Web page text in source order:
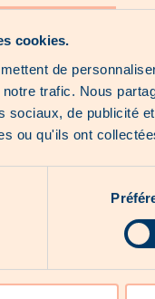
cookies.
de
trafic. Nous
sociaux, de publicité
ou qu'ils ont
Unsere
Kein